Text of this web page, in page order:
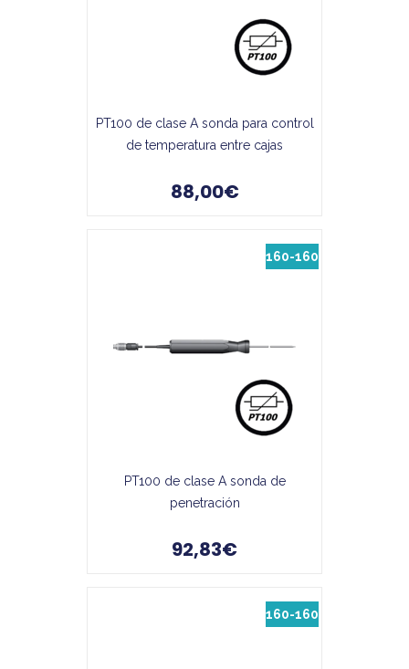
PT100 de clase A sonda para control
de temperatura entre cajas
88,00€
PT100 de clase A sonda de
penetración
92,83€
160-160
160-160